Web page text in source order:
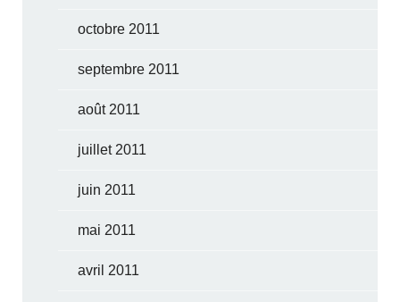
octobre 2011
septembre 2011
août 2011
juillet 2011
juin 2011
mai 2011
avril 2011